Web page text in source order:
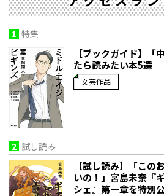
1 特集
【ブックガイド】「
たら読みたい本5選
文芸作品
2 試し読み
【試し読み】「この
いの！」宮島未奈『
シェ』第一章を特別